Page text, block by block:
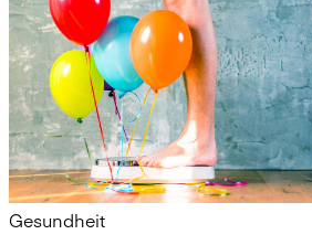
Gesundheit